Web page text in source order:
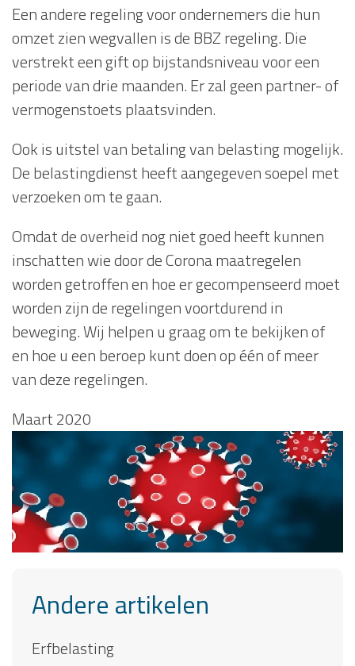
Een andere regeling voor ondernemers die hun
omzet zien wegvallen is de BBZ regeling. Die
verstrekt een gift op bijstandsniveau voor een
periode van drie maanden. Er zal geen partner- of
vermogenstoets plaatsvinden.
Ook is uitstel van betaling van belasting mogelijk.
De belastingdienst heeft aangegeven soepel met
verzoeken om te gaan.
Omdat de overheid nog niet goed heeft kunnen
inschatten wie door de Corona maatregelen
worden getroffen en hoe er gecompenseerd moet
worden zijn de regelingen voortdurend in
beweging. Wij helpen u graag om te bekijken of
en hoe u een beroep kunt doen op één of meer
van deze regelingen.
Maart 2020
Andere artikelen
Erfbelasting